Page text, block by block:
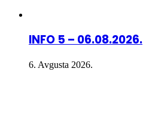
INFO 5 – 06.08.2026.
6. Avgusta 2026.